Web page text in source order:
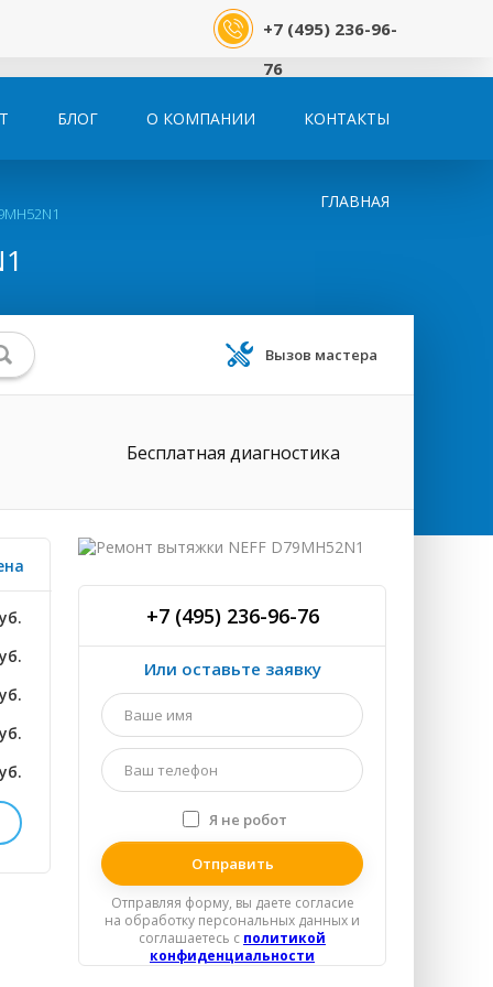
+7 (495) 236-96-
76
КОНТАКТЫ
О КОМПАНИИ
БЛОГ
ГЛАВНАЯ
Вызов мастера
Бесплатная диагностика
+7 (495) 236-96-76
Или оставьте заявку
Ваше
имя
Ваш
телефон
спамер
Я не робот
Отправляя форму, вы даете согласие
на обработку персональных данных и
соглашаетесь c политикой
конфиденциальности